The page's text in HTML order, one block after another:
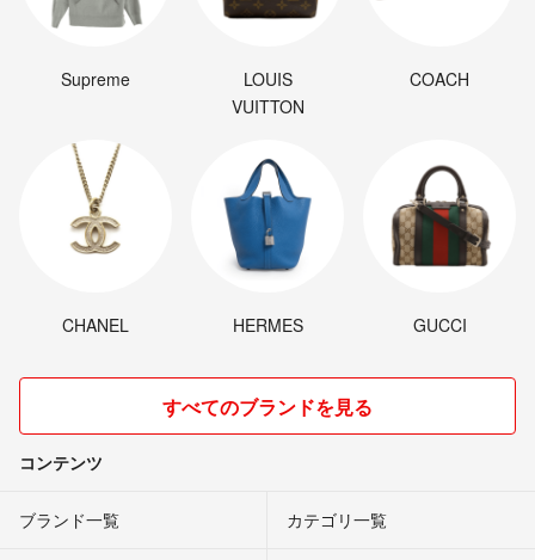
Supreme
LOUIS
VUITTON
COACH
CHANEL HERMES GUCCI
すべてのブランドを見る
コンテンツ
ブランド一覧 カテゴリ一覧